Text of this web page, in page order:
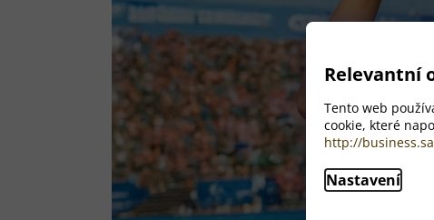
Relevantní
Tento web
cookie, které
http://
Nastavení